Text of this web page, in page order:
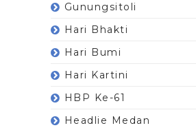
Gunungsitoli
Hari Bhakti
Hari Bumi
Hari Kartini
HBP Ke-61
Headlie Medan